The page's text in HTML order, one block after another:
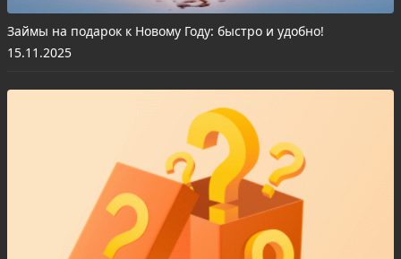
Займы на подарок к Новому Году: быстро и удобно!
15.11.2025